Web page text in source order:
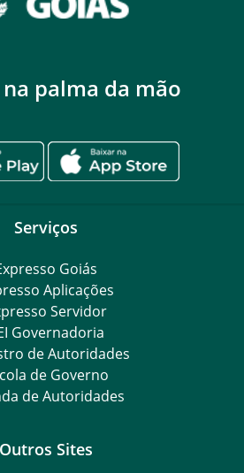
palma da mão
Serviços
Goiás
Aplicações
Servidor
Governadoria
de Autoridades
de Governo
de Autoridades
Outros Sites